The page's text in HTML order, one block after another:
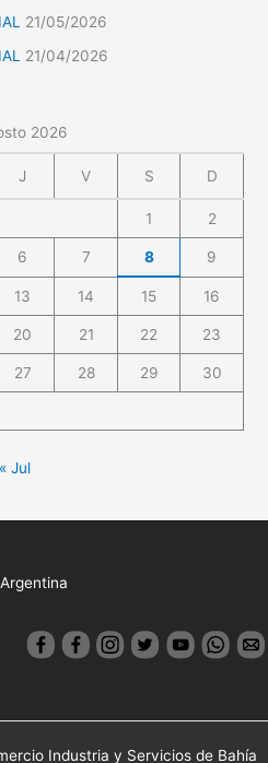
21/05/2026
21/04/2026
2026
J V S D
1 2
6 7 8 9
13 14 15 16
20 21 22 23
27 28 29 30
« Jul
Industria y Servicios de Bahía